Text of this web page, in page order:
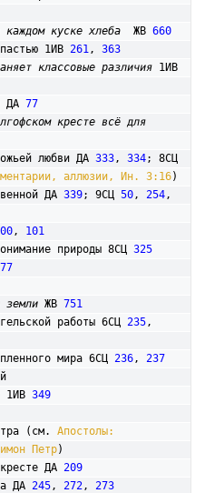
каждом куске хлеба
  ЖВ
660
1ИВ
261, 363
классовые различия
ДА
77
кресте всё для
любви ДА
333, 334
аллюзии, Ин. 3:16)
ДА
339; 9СЦ 50, 254
, 101
природы 8СЦ
325
77
земли ЖВ 751
работы 6СЦ
235
мира 6СЦ
236, 237
1ИВ
349
(см.
Апостолы:
Петр)
кресте ДА
209
ДА
245, 272, 273